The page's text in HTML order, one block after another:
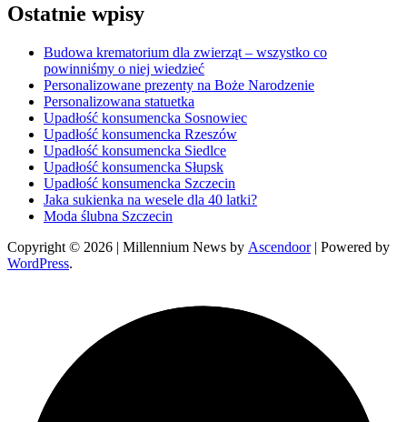
Ostatnie wpisy
Budowa krematorium dla zwierząt – wszystko co
powinniśmy o niej wiedzieć
Personalizowane prezenty na Boże Narodzenie
Personalizowana statuetka
Upadłość konsumencka Sosnowiec
Upadłość konsumencka Rzeszów
Upadłość konsumencka Siedlce
Upadłość konsumencka Słupsk
Upadłość konsumencka Szczecin
Jaka sukienka na wesele dla 40 latki?
Moda ślubna Szczecin
Copyright © 2026 | Millennium News by Ascendoor| Powered by
WordPress.